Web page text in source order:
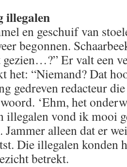
illegalen
en geschuif van
begonnen.
Er valt een
het: “Niemand? Dat
gedreven redacteur
‘Ehm, het
illegalen vond ik mooi
Jammer alleen dat er
Die illegalen konden
betrekt.